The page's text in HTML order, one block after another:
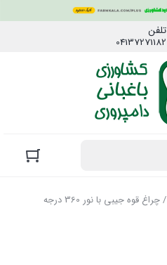
تلفن
04137271182
/ چراغ قوه جیبی با نور 360 درجه